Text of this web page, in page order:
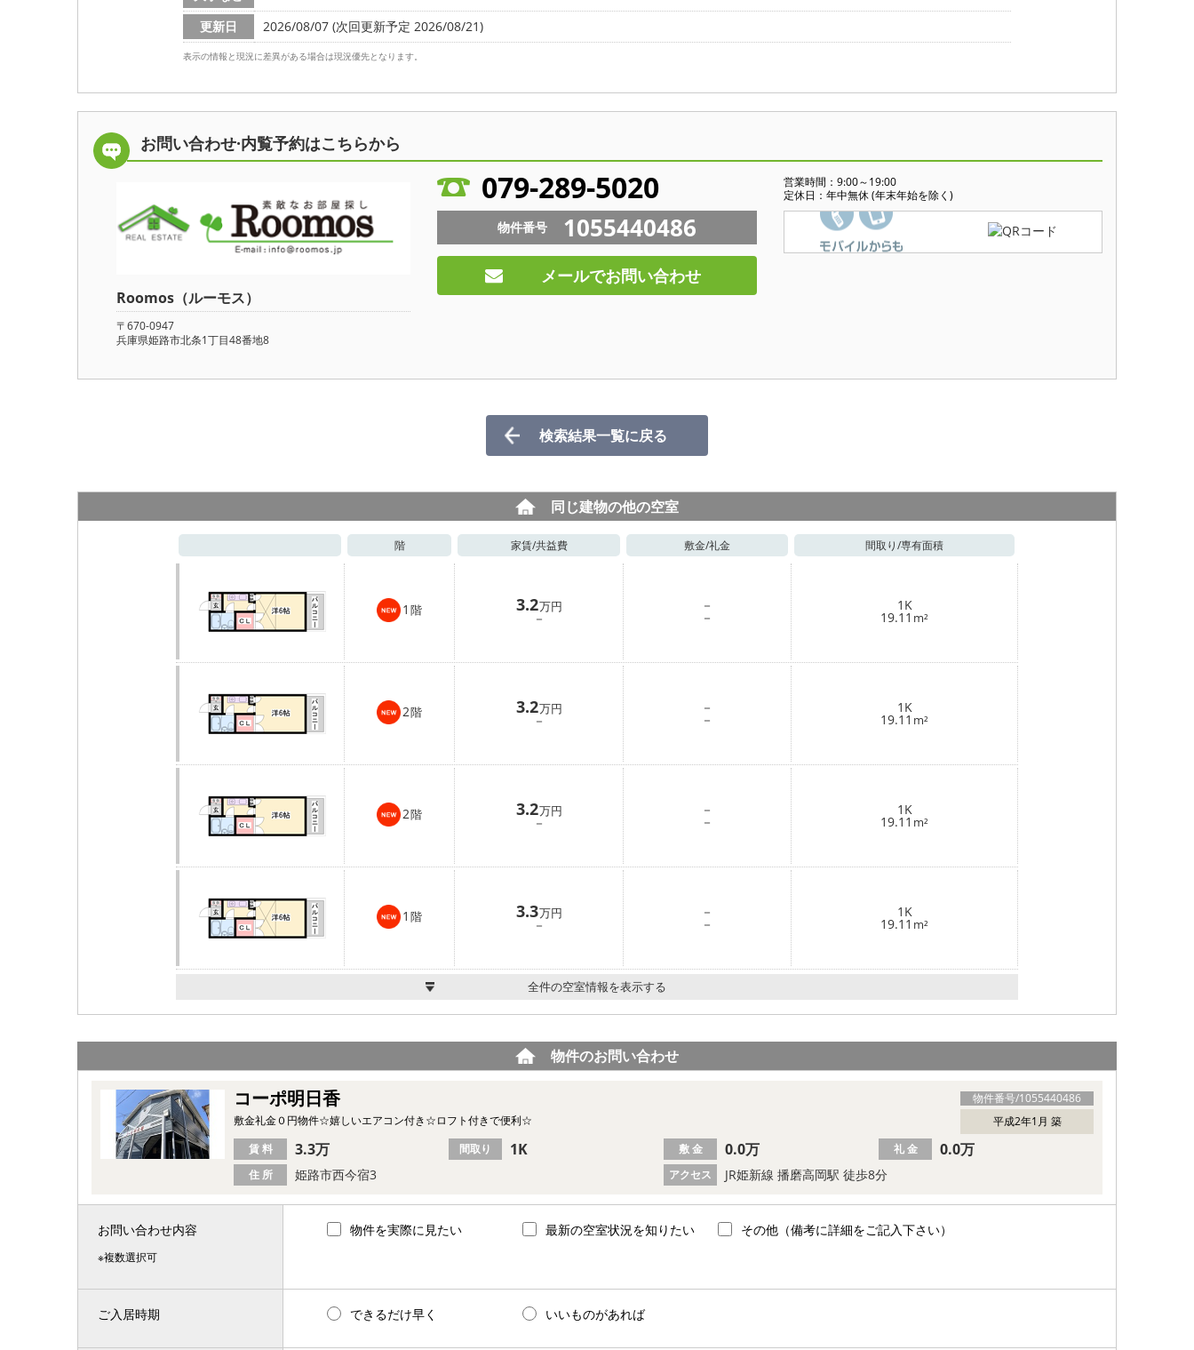
更新日
2026/08/07 (次回更新予定 2026/08/21)
表示の情報と現況に差異がある場合は現況優先となります。
お問い合わせ·内覧予約はこちらから
Roomos（ルーモス）
〒670-0947
兵庫県姫路市北条1丁目48番地8
079-289-5020
営業時間：9:00～19:00
定休日：年中無休 (年末年始を除く)
物件番号 1055440486
メールでお問い合わせ
検索結果一覧に戻る
同じ建物の他の空室
階 家賃/共益費 敷金/礼金 間取り/専有面積
1 階 3.2万円
－
－
－
1K
19.11 m²
2階 3.2万円
－
－
－
1K
19.11 m²
2階 3.2万円
－
－
－
1K
19.11 m²
1 階 3.3万円
－
－
－
1K
19.11 m²
全件の空室情報を表示する
物件のお問い合わせ
物件番号/1055440486
コーポ明日香
平成2年1月 築
敷金礼金０円物件☆嬉しいエアコン付き☆ロフト付きで便利☆
住 所 姫路市西今宿3 アクセス JR姫新線 播磨高岡駅 徒歩8分
賃 料 3.3万 間取り 1K 敷 金 0.0万 礼 金 0.0万
お問い合わせ内容
※複数選択可
物件を実際に見たい 最新の空室状況を知りたい その他（備考に詳細をご記入下さい）
ご入居時期 できるだけ早く いいものがあれば